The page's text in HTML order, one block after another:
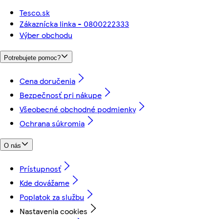
Tesco.sk
Zákaznícka linka - 0800222333
Výber obchodu
Potrebujete pomoc?
Cena doručenia
Bezpečnosť pri nákupe
Všeobecné obchodné podmienky
Ochrana súkromia
O nás
Prístupnosť
Kde dovážame
Poplatok za službu
Nastavenia cookies